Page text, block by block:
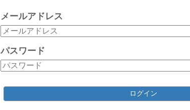
メールアドレス
パスワード
ログイン